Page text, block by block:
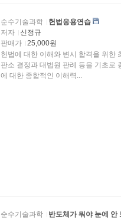
순수기술과학
헌법응용연습
저자
신정규
판매가
25,000원
헌법에 대한 이해와 변시 합격을 위한
판소 결정과 대법원 판례 등을 기초로
에 대한 종합적인 이해력...
순수기술과학
반도체가 뭐야 눈에 안